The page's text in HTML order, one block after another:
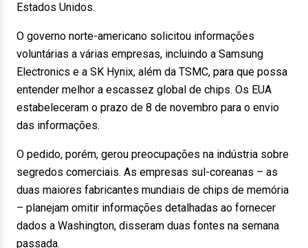
Estados Unidos.
O governo norte-americano solicitou informações
voluntárias a várias empresas, incluindo a Samsung
Electronics e a SK Hynix, além da TSMC, para que possa
entender melhor a escassez global de chips. Os EUA
estabeleceram o prazo de 8 de novembro para o envio
das informações.
O pedido, porém, gerou preocupações na indústria sobre
segredos comerciais. As empresas sul-coreanas – as
duas maiores fabricantes mundiais de chips de memória
– planejam omitir informações detalhadas ao fornecer
dados a Washington, disseram duas fontes na semana
passada.